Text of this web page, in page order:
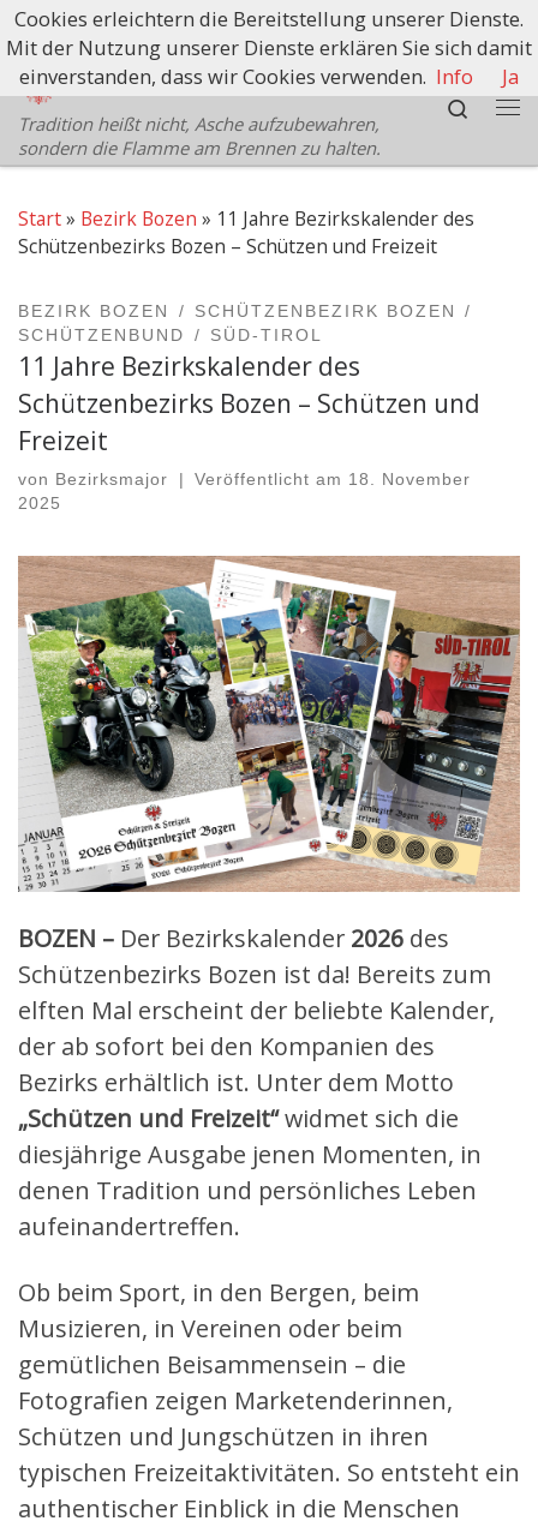
Zum Inhalt springen
Schützenbezirk Bozen
Tradition heißt nicht, Asche aufzubewahren,
sondern die Flamme am Brennen zu halten.
Search
Start» Bezirk Bozen » 11 Jahre Bezirkskalender des
Schützenbezirks Bozen – Schützen und Freizeit
BEZIRK BOZEN
SCHÜTZENBEZIRK BOZEN
SCHÜTZENBUND
SÜD-TIROL
11 Jahre Bezirkskalender des
Schützenbezirks Bozen – Schützen und
Freizeit
von Bezirksmajor Veröffentlicht am 18. November
2025
BOZEN – Der Bezirkskalender 2026 des
Schützenbezirks Bozen ist da! Bereits zum
elften Mal erscheint der beliebte Kalender,
der ab sofort bei den Kompanien des
Bezirks erhältlich ist. Unter dem Motto
„Schützen und Freizeit“widmet sich die
diesjährige Ausgabe jenen Momenten, in
denen Tradition und persönliches Leben
aufeinandertreffen.
Ob beim Sport, in den Bergen, beim
Musizieren, in Vereinen oder beim
gemütlichen Beisammensein – die
Fotografien zeigen Marketenderinnen,
Schützen und Jungschützen in ihren
typischen Freizeitaktivitäten. So entsteht ein
authentischer Einblick in die Menschen
Cookies erleichtern die Bereitstellung unserer Dienste.
Mit der Nutzung unserer Dienste erklären Sie sich damit
einverstanden, dass wir Cookies verwenden. Info Ja